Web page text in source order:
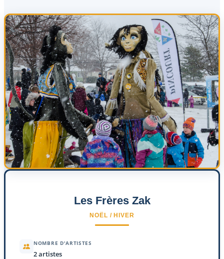
Les Frères Zak
NOËL / HIVER
NOMBRE D'ARTISTES
2 artistes